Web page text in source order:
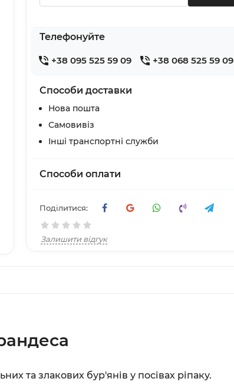
Телефонуйте
+38 095 525 59 09 +38 068 525 59 09
Способи доставки
Нова пошта
Самовивіз
Інші транспортні служби
Способи оплати
Поділитися:
Залишити відгук
та злакових бур'янів у посівах ріпаку.